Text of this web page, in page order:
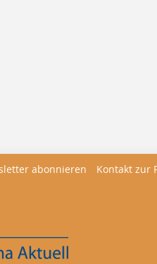
abonnieren Kontakt zur